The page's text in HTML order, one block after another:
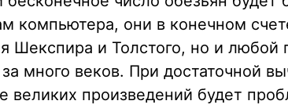
компьютера, они в конечном
Шекспира и Толстого, но и любой
много веков. При достаточной
великих произведений будет